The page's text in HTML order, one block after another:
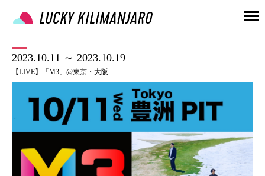
2023.10.11 ～ 2023.10.19
【LIVE】「M3」@東京・大阪